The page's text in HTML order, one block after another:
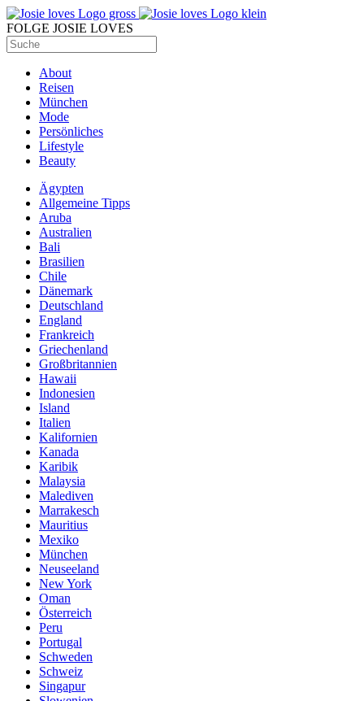
FOLGE JOSIE LOVES
About
Reisen
München
Mode
Persönliches
Lifestyle
Beauty
Ägypten
Allgemeine Tipps
Aruba
Australien
Bali
Brasilien
Chile
Dänemark
Deutschland
England
Frankreich
Griechenland
Großbritannien
Hawaii
Indonesien
Island
Italien
Kalifornien
Kanada
Karibik
Malaysia
Malediven
Marrakesch
Mauritius
Mexiko
München
Neuseeland
New York
Oman
Österreich
Peru
Portugal
Schweden
Schweiz
Singapur